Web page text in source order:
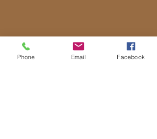
Phone Email Facebook